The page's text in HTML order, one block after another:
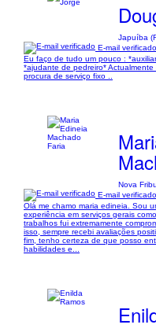
Japuíba
E-mail verificado
Eu faço de tudo um pouco :
*ajudante de pedreiro*
procura de serviço fixo ..
Nova
E-mail verificado
Olá me chamo maria edineia. Sou
experiência em serviços gerais
trabalhos fui extremamente
isso, sempre recebi avaliações
fim, tenho certeza de que posso
habilidades e...